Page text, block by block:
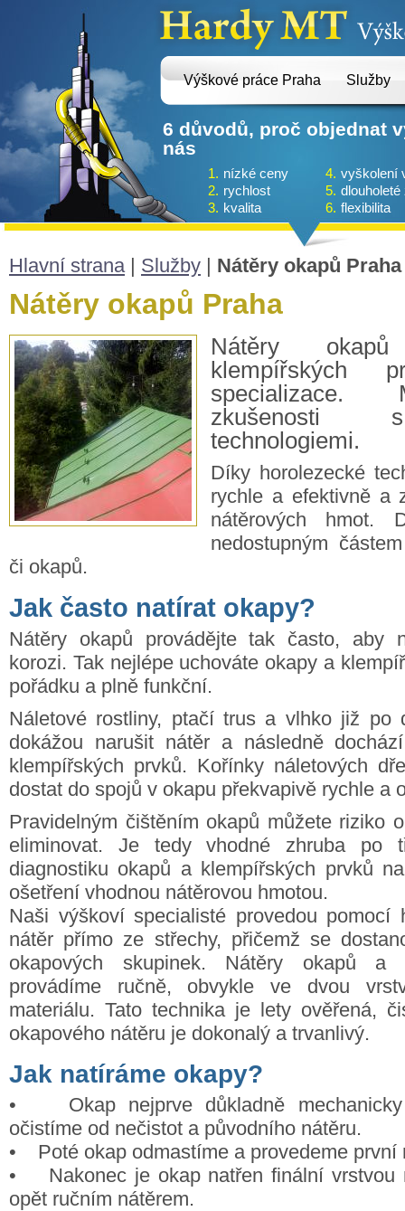
Výškové práce Praha Služby
6 důvodů, proč objednat
nás
1. nízké ceny 4. vyškolení
2. rychlost 5.
3. kvalita 6. flexibilita
Hlavní strana| Služby | Nátěry okapů Praha
Nátěry okapů Praha
Nátěry
klempířských
specializace.
zkušenosti
technologiemi.
Díky horolezecké
rychle a efektivně a
nátěrových hmot.
nedostupným
či okapů.
Jak často natírat okapy?
Nátěry okapů provádějte tak často, aby
korozi. Tak nejlépe uchováte okapy a
pořádku a plně funkční.
Náletové rostliny, ptačí trus a vlhko již po
dokážou narušit nátěr a následně
klempířských prvků. Kořínky náletových
dostat do spojů v okapu překvapivě rychle a
Pravidelným čištěním okapů můžete riziko
eliminovat. Je tedy vhodné zhruba po
diagnostiku okapů a klempířských prvků
ošetření vhodnou nátěrovou hmotou.
Naši výškoví specialisté provedou pomocí
nátěr přímo ze střechy, přičemž se
okapových skupinek. Nátěry okapů a
provádíme ručně, obvykle ve dvou
materiálu. Tato technika je lety ověřená,
okapového nátěru je dokonalý a trvanlivý.
Jak natíráme okapy?
• Okap nejprve důkladně
očistíme od nečistot a původního nátěru.
• Poté okap odmastíme a provedeme první
• Nakonec je okap natřen finální vrstvou
opět ručním nátěrem.